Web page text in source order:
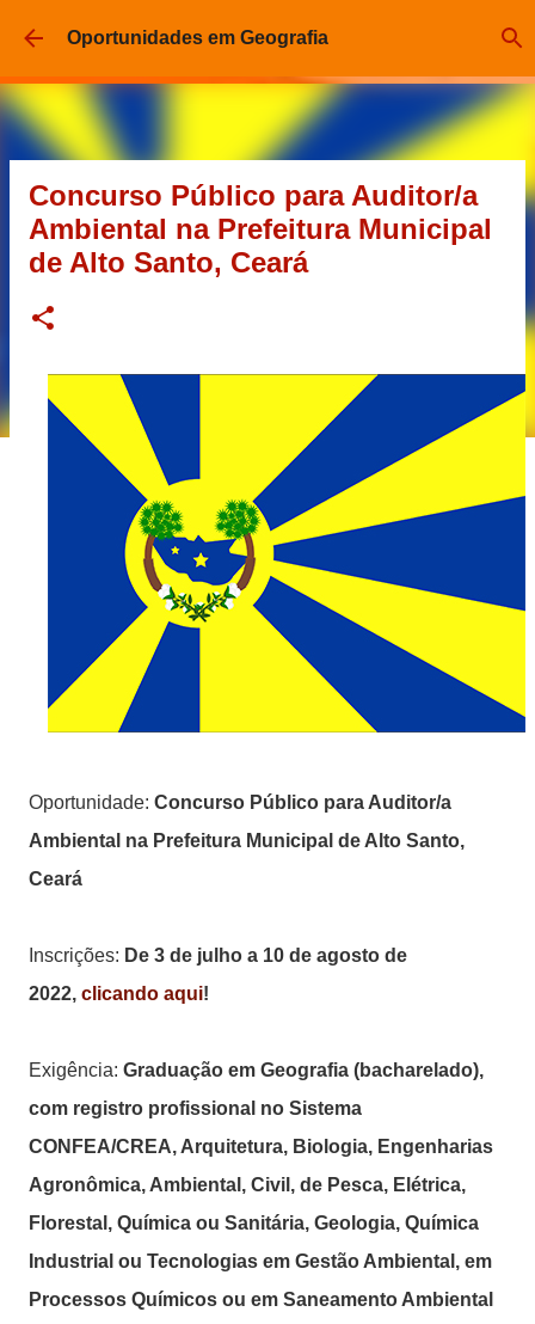
Pular para o conteúdo principal
Oportunidades em Geografia
Concurso Público para Auditor/a
Ambiental na Prefeitura Municipal
de Alto Santo, Ceará
Oportunidade: Concurso Público para Auditor/a
Ambiental na Prefeitura Municipal de Alto Santo,
Ceará
Inscrições: De 3 de julho a 10 de agosto de
2022, clicando aqui!
Exigência: Graduação em Geografia (bacharelado),
com registro profissional no Sistema
CONFEA/CREA, Arquitetura, Biologia, Engenharias
Agronômica, Ambiental, Civil, de Pesca, Elétrica,
Florestal, Química ou Sanitária, Geologia, Química
Industrial ou Tecnologias em Gestão Ambiental, em
Processos Químicos ou em Saneamento Ambiental